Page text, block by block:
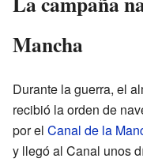
Mancha
Durante la guerra, el
recibió la orden de
por el Canal de la
y llegó al Canal unos